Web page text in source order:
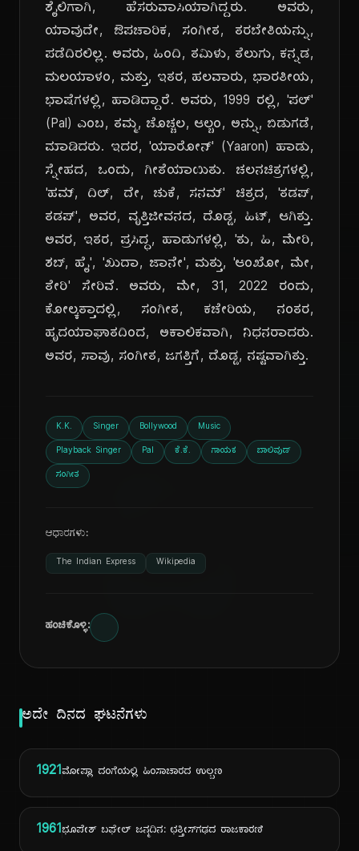
ದಿ
ಶೈಲಿಗಾಗಿ, ಹೆಸರುವಾಸಿಯಾಗಿದ್ದರು. ಅವರು,
ಯಾವುದೇ, ಔಪಚಾರಿಕ, ಸಂಗೀತ, ತರಬೇತಿಯನ್ನು,
ಪಡೆದಿರಲಿಲ್ಲ. ಅವರು, ಹಿಂದಿ, ತಮಿಳು, ತೆಲುಗು, ಕನ್ನಡ,
ಮಲಯಾಳಂ, ಮತ್ತು, ಇತರ, ಹಲವಾರು, ಭಾರತೀಯ,
ಭಾಷೆಗಳಲ್ಲಿ, ಹಾಡಿದ್ದಾರೆ. ಅವರು, 1999 ರಲ್ಲಿ, 'ಪಲ್'
(Pal) ಎಂಬ, ತಮ್ಮ, ಚೊಚ್ಚಲ, ಆಲ್ಬಂ, ಅನ್ನು, ಬಿಡುಗಡೆ,
ಮಾಡಿದರು. ಇದರ, 'ಯಾರೋನ್' (Yaaron) ಹಾಡು,
ಸ್ನೇಹದ, ಒಂದು, ಗೀತೆಯಾಯಿತು. ಚಲನಚಿತ್ರಗಳಲ್ಲಿ,
'ಹಮ್, ದಿಲ್, ದೇ, ಚುಕೆ, ಸನಮ್' ಚಿತ್ರದ, 'ತಡಪ್,
ತಡಪ್', ಅವರ, ವೃತ್ತಿಜೀವನದ, ದೊಡ್ಡ, ಹಿಟ್, ಆಗಿತ್ತು.
ಅವರ, ಇತರ, ಪ್ರಸಿದ್ಧ, ಹಾಡುಗಳಲ್ಲಿ, 'ತು, ಹಿ, ಮೇರಿ,
ಶಬ್, ಹೈ', 'ಖುದಾ, ಜಾನೇ', ಮತ್ತು, 'ಆಂಖೋ, ಮೇ,
ತೇರಿ' ಸೇರಿವೆ. ಅವರು, ಮೇ, 31, 2022 ರಂದು,
ಕೋಲ್ಕತ್ತಾದಲ್ಲಿ, ಸಂಗೀತ, ಕಚೇರಿಯ, ನಂತರ,
ಹೃದಯಾಘಾತದಿಂದ, ಅಕಾಲಿಕವಾಗಿ, ನಿಧನರಾದರು.
ಅವರ, ಸಾವು, ಸಂಗೀತ, ಜಗತ್ತಿಗೆ, ದೊಡ್ಡ, ನಷ್ಟವಾಗಿತ್ತು.
K.K. Singer Bollywood Music
Playback Singer Pal ಕೆ.ಕೆ. ಗಾಯಕ ಬಾಲಿವುಡ್
ಸಂಗೀತ
ಆಧಾರಗಳು:
The Indian Express Wikipedia
ಹಂಚಿಕೊಳ್ಳಿ:
ಅದೇ ದಿನದ ಘಟನೆಗಳು
1921ಮೋಪ್ಲಾ ದಂಗೆಯಲ್ಲಿ ಹಿಂಸಾಚಾರದ ಉಲ್ಬಣ
1961ಭೂಪೇಶ್ ಬಘೇಲ್ ಜನ್ಮದಿನ: ಛತ್ತೀಸ್‌ಗಢದ ರಾಜಕಾರಣಿ